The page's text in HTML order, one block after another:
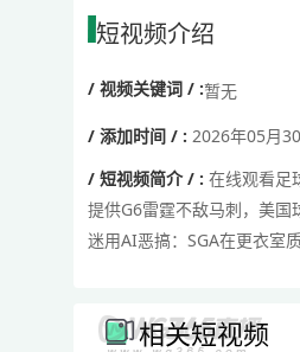
短视频介绍
/ 视频关键词 / :暂无
/ 添加时间 / : 2026年05月
/ 短视频简介 / : 在线观看足
提供G6雷霆不敌马刺，美
迷用AI恶搞：SGA在更衣室
相关短视频